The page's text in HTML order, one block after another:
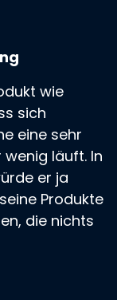
wie
sich
eine sehr
läuft. In
er ja
Produkte
die nichts